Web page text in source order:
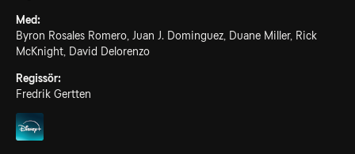
Med:
Byron Rosales Romero, Juan J. Dominguez, Duane Miller, Rick
McKnight, David Delorenzo
Regissör:
Fredrik Gertten